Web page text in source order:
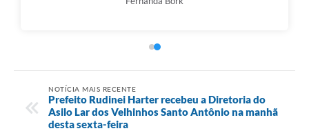
NOTÍCIA MAIS RECENTE
Prefeito Rudinei Harter recebeu a Diretoria do
Asilo Lar dos Velhinhos Santo Antônio na manhã
desta sexta-feira